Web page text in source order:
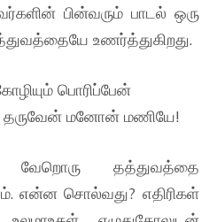
பின்வரும் பாடல் ஒரு
உணர்த்துகிறது.
பொரிப்பேன்
தருவேன் மனோன் மணியே!
தத்துவத்தை
என்ன சொல்வது? எதிரிகள்